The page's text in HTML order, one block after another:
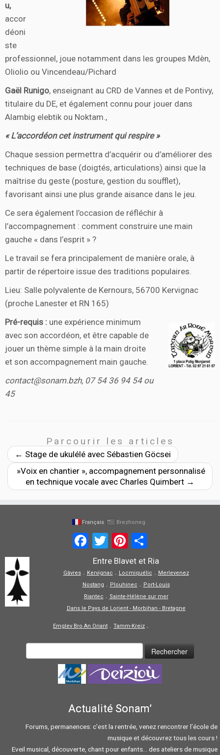
u,
accor
déoni
ste
professionnel, joue notamment dans les groupes Mdèn,
Oliolio ou Vincendeau/Pichard
Gaël Runigo, enseignant au CRD de Vannes et de Pontivy,
titulaire du DE, et également connu pour jouer dans
Alambig elebtik ou Noktam.,
« L’accordéon cet instrument qui respire »
Chaque session permettra d’acquérir ou d’améliorer des
techniques de base (doigtés, articulations) ainsi que la
maîtrise du geste (posture, gestion du soufflet),
favorisant ainsi une plus grande aisance dans le jeu.
Ce sera également l’occasion de réfléchir à
l’accompagnement : comment construire une main
gauche « dans l’esprit » ?
Le travail se fera principalement de manière orale, à
partir de répertoire issue des traditions populaires.
Lieu: Salle polyvalente de Kernours, 56700 Kervignac
(proche Lanester et RN 165)
Pré-requis : une expérience minimum
avec son accordéon, et être capable de
jouer un thème simple à la main droite
et son accompagnement main gauche.
contact@sonam.bzh, 07 54 36 94 54 ou
45
Parcourir les articles
← Stage de ukulélé avec Sébastien Göcsei
»Voix en chantier », accompagnement personnalisé
en technique vocale avec Charles Quimbert →
Français Brezhoneg
FacebookTwitter Pinterest
Entre Blavet et Ria
Gâvres. Kervignac . Locmiquélic . Merlevenez
Nostang . Plouhinec . Port-Louis
Riantec . Sainte-Hélène sur mer
Dans le Pays de Lorient - Morbihan - Bretagne
Emglev Bro An Oriant . Tamm-Kreiz .
Actualité Sonam’
Forums, permanences: c’est la rentrée, venez rencontrer l’école de
musique et découvrez tous les cours !
Eveil musical, découverte, chant pour enfants… des ateliers de musique